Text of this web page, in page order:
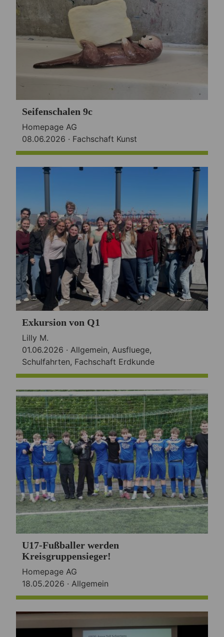
Seifenschalen 9c
Homepage AG
08.06.2026 · Fachschaft Kunst
Exkursion von Q1
Lilly M.
01.06.2026 · Allgemein, Ausfluege,
Schulfahrten, Fachschaft Erdkunde
U17-Fußballer werden
Kreisgruppensieger!
Homepage AG
18.05.2026 · Allgemein